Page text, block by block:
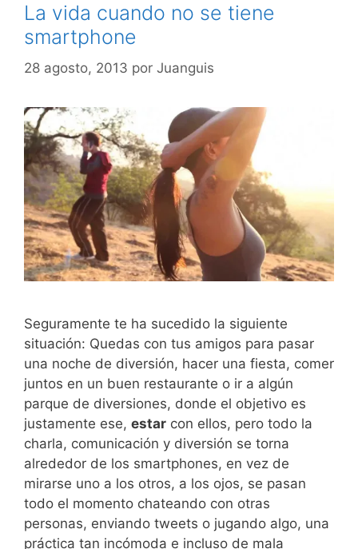
La vida cuando no se tiene
smartphone
28 agosto, 2013 por Juanguis
Seguramente te ha sucedido la siguiente
situación: Quedas con tus amigos para pasar
una noche de diversión, hacer una fiesta, comer
juntos en un buen restaurante o ir a algún
parque de diversiones, donde el objetivo es
justamente ese, estar con ellos, pero todo la
charla, comunicación y diversión se torna
alrededor de los smartphones, en vez de
mirarse uno a los otros, a los ojos, se pasan
todo el momento chateando con otras
personas, enviando tweets o jugando algo, una
práctica tan incómoda e incluso de mala